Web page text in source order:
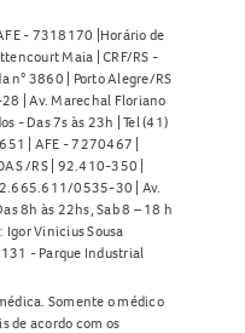
- 7318170 |Horário de
Maia | CRF/RS -
n° 3860 | Porto Alegre/RS
| Av. Marechal Floriano
- Das 7s às 23h | Tel (41)
| AFE - 7270467 |
/RS | 92.410-350 |
0535-30 | Av.
8h às 22hs, Sab 8 – 18 h
Vinicius Sousa
- Parque Industrial
Somente o médico
de acordo com os